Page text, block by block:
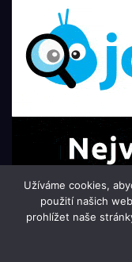
© 2016 - 2025
Všechna práva
Užíváme cookies,
použití našich
prohlížet naše